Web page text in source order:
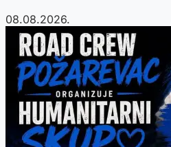
08.08.2026.